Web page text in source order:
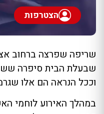
הצטרפות
שריפה שפרצה ברחוב
שבעלת הבית סיפרה
וככל הנראה הם אלו
במהלך האירוע לוחמי